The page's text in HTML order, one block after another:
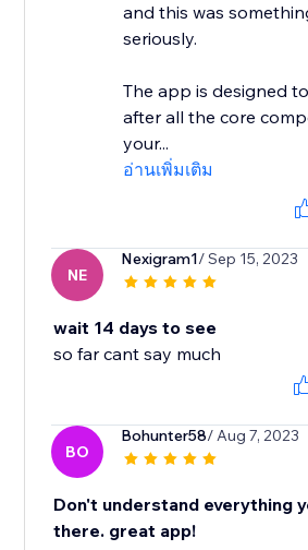
and this was
seriously.
The app is designed
after all the core
your...
อ่านเพิ่มเติม
NE
Nexigram1/ Sep 15, 2023
wait 14 days to see
so far cant say much
BO
Bohunter58/ Aug 7, 2023
Don't understand everything
there. great app!